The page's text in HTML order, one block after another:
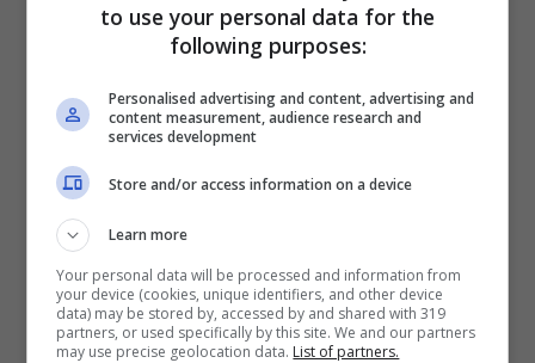
Per far sì che così tanti e gravi reati
rimanessero sommersi fino ad ora è stata
necessaria la “colpevole” partecipazione
di tutti gli inquilini di Parco Verde
Raimondo Caputo incuteva terrore.
ha sempre negato di essersi trovato nello
stabile il giorno della morte della bimba e
nessuno ha mai avuto il coraggio di
contraddirlo, solo i bambini.
to use your personal data for the
following purposes:
Personalised advertising and content, advertising and
content measurement, audience research and
services development
Store and/or access information on a device
Learn more
Your personal data will be processed and information from
your device (cookies, unique identifiers, and other device
data) may be stored by, accessed by and shared with 319
partners, or used specifically by this site. We and our partners
may use precise geolocation data. List of partners.